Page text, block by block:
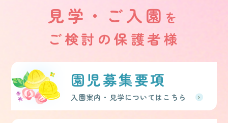
見学・ご入園 を
ご検討の保護者様
園児募集要項
入園案内・見学についてはこちら